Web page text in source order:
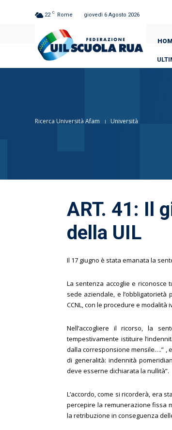
22 C Rome giovedì 6 Agosto 2026
Ricerca Università Afam Università
ART. 41: Il
della UIL
Il 17 giugno è stata emanata la
La sentenza accoglie e riconosce
sede aziendale, e l’obbligatorietà
CCNL, con le procedure e modalità
Nell’accogliere il ricorso, la
tempestivamente istituire
dalla corresponsione mensile….” ,
di generalità: indennità
deve esserne dichiarata la nullità”.
L’accordo, come si ricorderà, era
percepire la remunerazione fissa
la retribuzione in conseguenza